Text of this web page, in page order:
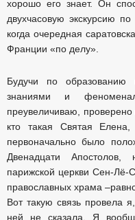
хорошо его знает. Он
двухчасовую экскурсию
когда очередная
Франции «по делу».
Будучи по образованию
знаниями и
преувеличиваю,
кто такая Святая
первоначально было
Двенадцати
парижской церкви Сен-
православных храма
Вот такую связь провела
ней не сказала. Я